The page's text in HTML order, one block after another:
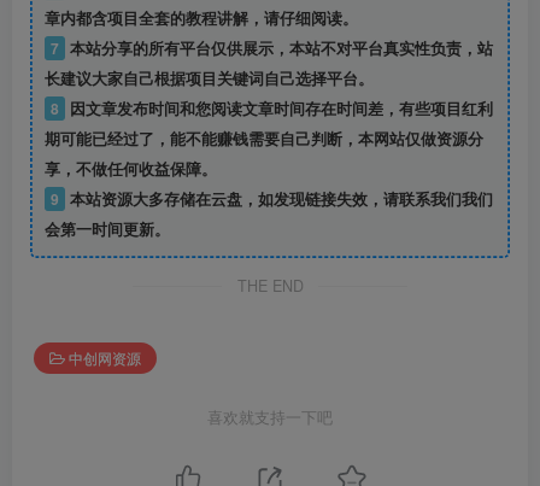
章内都含项目全套的教程讲解，请仔细阅读。
7 本站分享的所有平台仅供展示，本站不对平台真实性负责，站
长建议大家自己根据项目关键词自己选择平台。
8
因文章发布时间和您阅读文章时间存在时间差，有些项目红利
期可能已经过了，能不能赚钱需要自己判断，本网站仅做资源分
享，不做任何收益保障。
9 本站资源大多存储在云盘，如发现链接失效，请联系我们我们
会第一时间更新。
THE END
中创网资源
喜欢就支持一下吧